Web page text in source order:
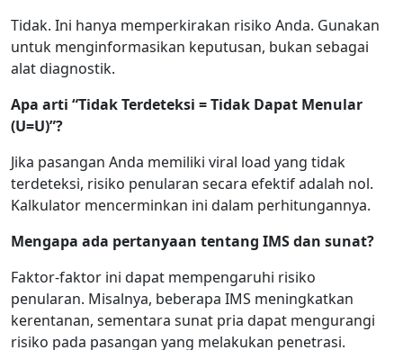
Tidak. Ini hanya memperkirakan risiko Anda. Gunakan
untuk menginformasikan keputusan, bukan sebagai
alat diagnostik.
Apa arti “Tidak Terdeteksi = Tidak Dapat Menular
(U=U)”?
Jika pasangan Anda memiliki viral load yang tidak
terdeteksi, risiko penularan secara efektif adalah nol.
Kalkulator mencerminkan ini dalam perhitungannya.
Mengapa ada pertanyaan tentang IMS dan sunat?
Faktor-faktor ini dapat mempengaruhi risiko
penularan. Misalnya, beberapa IMS meningkatkan
kerentanan, sementara sunat pria dapat mengurangi
risiko pada pasangan yang melakukan penetrasi.